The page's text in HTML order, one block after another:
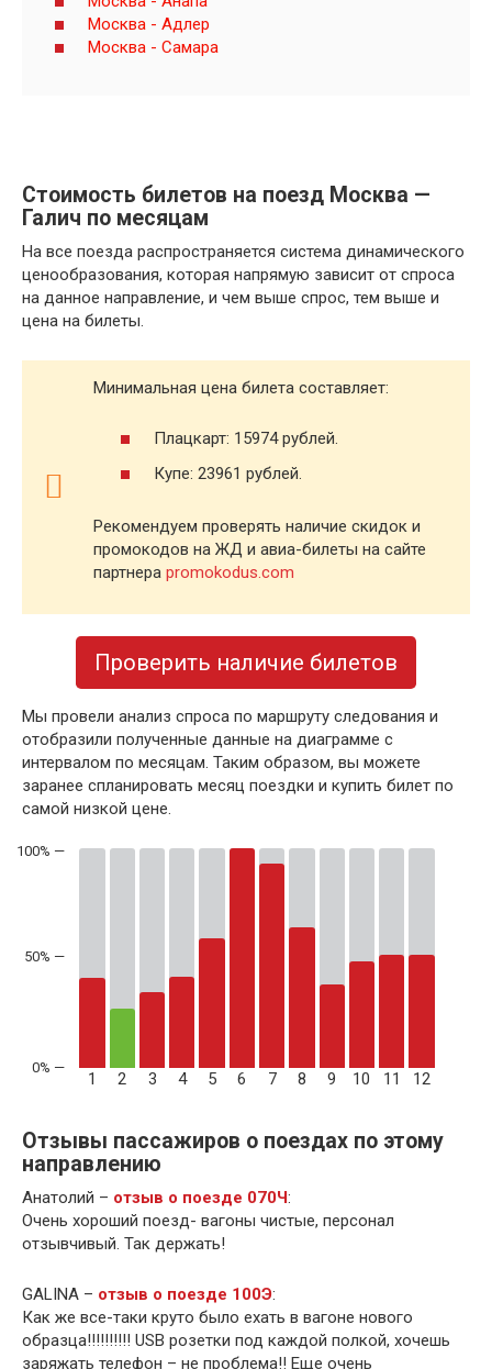
Москва - Адлер
Москва - Самара
Стоимость билетов на поезд Москва —
Галич по месяцам
На все поезда распространяется система динамического
ценообразования, которая напрямую зависит от спроса
на данное направление, и чем выше спрос, тем выше и
цена на билеты.
Минимальная цена билета составляет:
Плацкарт: 15974 рублей.
Купе: 23961 рублей.
Рекомендуем проверять наличие скидок и
промокодов на ЖД и авиа-билеты на сайте
партнера promokodus.com
Проверить наличие билетов
Мы провели анализ спроса по маршруту следования и
отобразили полученные данные на диаграмме с
интервалом по месяцам. Таким образом, вы можете
заранее спланировать месяц поездки и купить билет по
самой низкой цене.
50% —
1 2 3 4 5 6 7 8 9 10 11 12
Отзывы пассажиров о поездах по этому
направлению
Анатолий – отзыв о поезде 070Ч:
Очень хороший поезд- вагоны чистые, персонал
отзывчивый. Так держать!
GALINA – отзыв о поезде 100Э:
Как же все-таки круто было ехать в вагоне нового
образца!!!!!!!!!! USB розетки под каждой полкой, хочешь
заряжать телефон – не проблема!! Еще очень